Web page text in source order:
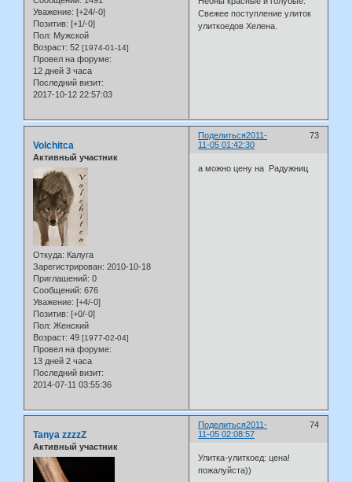
Уважение: [+24/-0]
Позитив: [+1/-0]
Пол: Мужской
Возраст: 52 [1974-01-14]
Провел на форуме:
12 дней 3 часа
Последний визит:
2017-10-12 22:57:03
Свежее поступление улиток
улиткоедов Хелена.
Поделиться 73
2011-
11-05 01:42:30
Volchitca
Активный участник
Откуда: Калуга
Зарегистрирован: 2010-10-18
Приглашений: 0
Сообщений: 676
Уважение: [+4/-0]
Позитив: [+0/-0]
Пол: Женский
Возраст: 49 [1977-02-04]
Провел на форуме:
13 дней 2 часа
Последний визит:
2014-07-11 03:55:36
а можно цену на Радужниц
Поделиться 74
2011-
11-05 02:08:57
Tanya zzzzZ
Активный участник
Улитка-улиткоед: цена!
пожалуйста))